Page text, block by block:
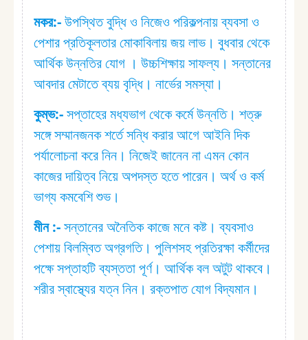
মকর:⁠-উপস্থিত বুদ্ধি ও নিজেও পরিকল্পনায় ব্যবসা ও
পেশার প্রতিকূলতার মোকাবিলায় জয় লাভ। বুধবার থেকে
আর্থিক উন্নতির যোগ । উচ্চশিক্ষায় সাফল্য। সন্তানের
আবদার মেটাতে ব্যয় বৃদ্ধি। নার্ভের সমস্যা।
কুম্ভ:⁠-সপ্তাহের মধ্যভাগ থেকে কর্মে উন্নতি। শত্রু
সঙ্গে সম্মানজনক শর্তে সন্ধি করার আগে আইনি দিক
পর্যালোচনা করে নিন। নিজেই জানেন না এমন কোন
কাজের দায়িত্ব নিয়ে অপদস্ত হতে পারেন। অর্থ ও কর্ম
ভাগ্য কমবেশি শুভ।
মীন :⁠-সন্তানের অনৈতিক কাজে মনে কষ্ট। ব্যবসাও
পেশায় বিলম্বিত অগ্রগতি। পুলিশসহ প্রতিরক্ষা কর্মীদের
পক্ষে সপ্তাহটি ব্যস্ততা পূর্ণ। আর্থিক বল অটুট থাকবে।
শরীর স্বাস্থ্যের যত্ন নিন। রক্তপাত যোগ বিদ্যমান।